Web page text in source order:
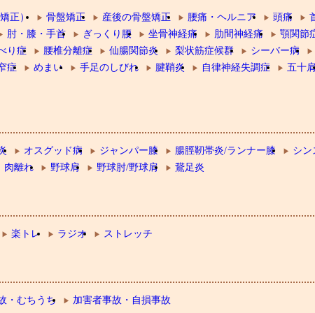
正） 骨盤矯正 産後の骨盤矯正 腰痛・ヘルニア 頭痛
肘・膝・手首 ぎっくり腰 坐骨神経痛 肋間神経痛
顎関節
り症 腰椎分離症 仙腸関節炎 梨状筋症候群
シーバー病
症 めまい 手足のしびれ 腱鞘炎 自律神経失調症
五十
オスグッド病 ジャンパー膝 腸脛靭帯炎/ランナー膝
シン
肉離れ 野球肩 野球肘/野球肩 鵞足炎
楽トレ ラジオ ストレッチ
・むちうち 加害者事故・自損事故